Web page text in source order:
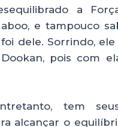
a
e tampouco
dele. Sorrindo,
pois com
tem
alcançar o